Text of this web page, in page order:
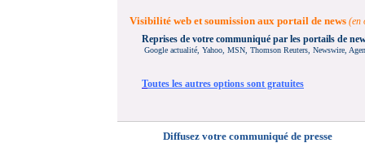
Visibilité web et soumission aux portail de news (en
Reprises de votre communiqué par les portails de
Google actualité, Yahoo, MSN, Thomson Reuters, Newswire,
Toutes les autres options sont gratuites
Diffusez votre communiqué de presse